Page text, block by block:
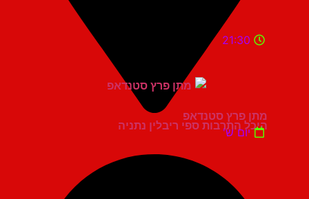
היכל התרבות ספי ריבלין נתניה
21:30
מתן פרץ סטנדאפ
יום ש'